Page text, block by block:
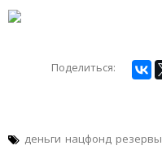
Поделиться:
деньги нацфонд резервы